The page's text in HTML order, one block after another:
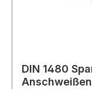
DIN 1480